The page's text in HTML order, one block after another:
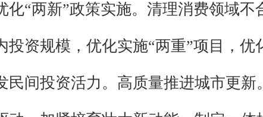
化“两新”政策实施。清理消费领域
投资规模，优化实施“两重”项目，
间投资活力。高质量推进城市更新。